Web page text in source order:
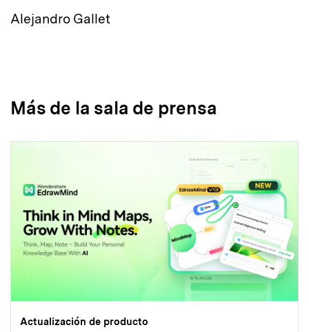
Alejandro Gallet
Más de la sala de prensa
Actualización de producto